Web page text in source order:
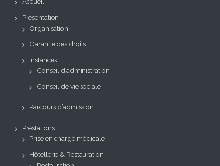
Présentation
Organisation
Garantie des droits
Instances
Conseil d’administration
Conseil de vie sociale
Parcours d’admission
Prestations
Prise en charge médicale
Hôtellerie & Restauration